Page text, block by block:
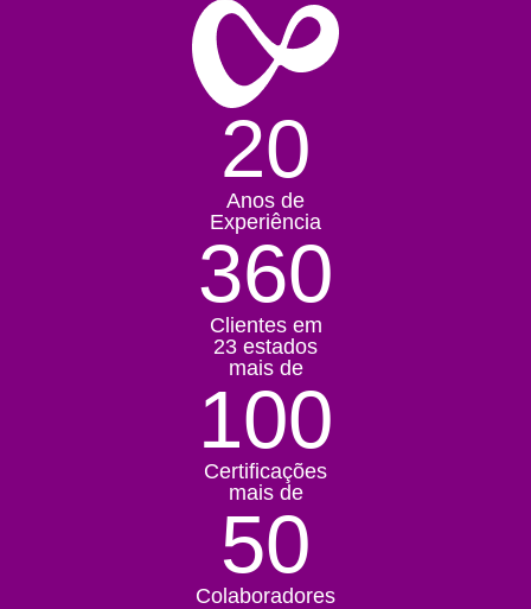
20
Anos de
Experiência
360
Clientes em
23 estados
mais de
100
Certificações
mais de
50
Colaboradores